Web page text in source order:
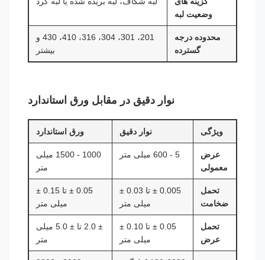
وضعیت لبه
محدوده درجه
گسترده
201، 301، 304، 316، 410، 430 و
بیشتر
نوار دقیق در مقابل ورق استاندارد
ویژگی نوار دقیق ورق استاندارد
عرض
معمولی
5 - 600 میلی متر
1000 - 1500 میلی
متر
تحمل
ضخامت
0.005 ± تا 0.03 ±
میلی متر
0.05 ± تا 0.15 ±
میلی متر
تحمل
عرض
0.05 ± تا 0.10 ±
میلی متر
± 2.0 تا ± 5.0 میلی
متر